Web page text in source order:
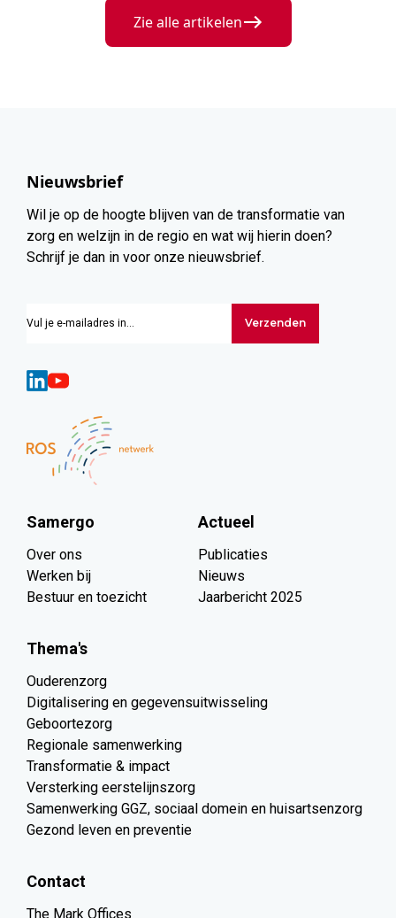
Zie alle artikelen
Samergo
Over ons
Werken bij
Bestuur en toezicht
Actueel
Publicaties
Nieuws
Jaarbericht 2025
Thema's
Ouderenzorg
Digitalisering en gegevensuitwisseling
Geboortezorg
Regionale samenwerking
Transformatie & impact
Versterking eerstelijnszorg
Samenwerking GGZ, sociaal domein en huisartsenzorg
Gezond leven en preventie
Contact
The Mark Offices
Nieuwsbrief
Wil je op de hoogte blijven van de transformatie van
zorg en welzijn in de regio en wat wij hierin doen?
Schrijf je dan in voor onze nieuwsbrief.
Verzenden